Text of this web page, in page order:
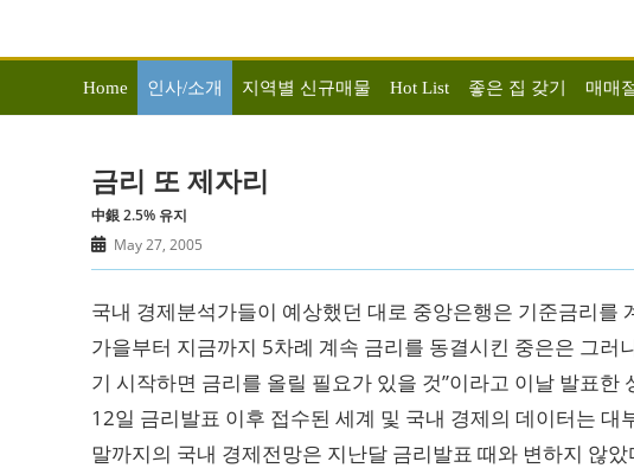
Home 인사/소개 지역별 신규매물 Hot List 좋은 집 갖기 매매
금리 또 제자리
中銀 2.5% 유지
May 27, 2005
국내 경제분석가들이 예상했던 대로 중앙은행은 기준금리를
가을부터 지금까지 5차례 계속 금리를 동결시킨 중은은 그러
기 시작하면 금리를 올릴 필요가 있을 것”이라고 이날 발표한
12일 금리발표 이후 접수된 세계 및 국내 경제의 데이터는 대
말까지의 국내 경제전망은 지난달 금리발표 때와 변하지 않